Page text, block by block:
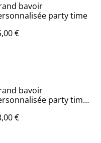
bavoir
party time
€
bavoir
party time
€